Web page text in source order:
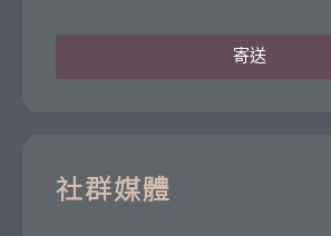
寄送
社群媒體